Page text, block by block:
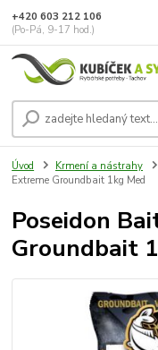
+420 603 212 106
(Po-Pá, 9-17 hod.)
Úvod Krmení a nástrahy
Extreme Groundbait 1kg Med
Poseidon
Groundbait